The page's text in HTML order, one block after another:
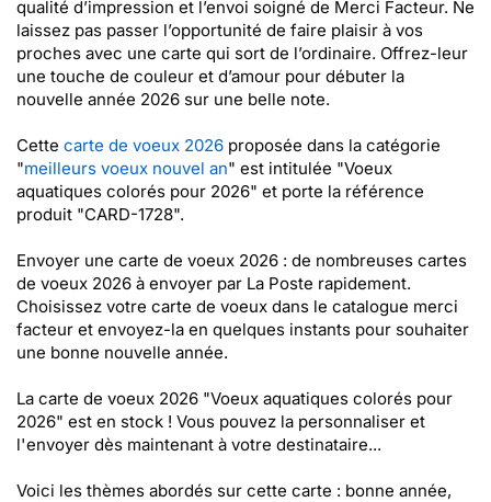
qualité d’impression et l’envoi soigné de Merci Facteur. Ne
laissez pas passer l’opportunité de faire plaisir à vos
proches avec une carte qui sort de l’ordinaire. Offrez-leur
une touche de couleur et d’amour pour débuter la
nouvelle année 2026 sur une belle note.
Cette carte de voeux 2026 proposée dans la catégorie
"meilleurs voeux nouvel an" est intitulée "Voeux
aquatiques colorés pour 2026" et porte la référence
produit "CARD-1728".
Envoyer une carte de voeux 2026 : de nombreuses cartes
de voeux 2026 à envoyer par La Poste rapidement.
Choisissez votre carte de voeux dans le catalogue merci
facteur et envoyez-la en quelques instants pour souhaiter
une bonne nouvelle année.
La carte de voeux 2026 "Voeux aquatiques colorés pour
2026" est en stock ! Vous pouvez la personnaliser et
l'envoyer dès maintenant à votre destinataire...
Voici les thèmes abordés sur cette carte : bonne année,